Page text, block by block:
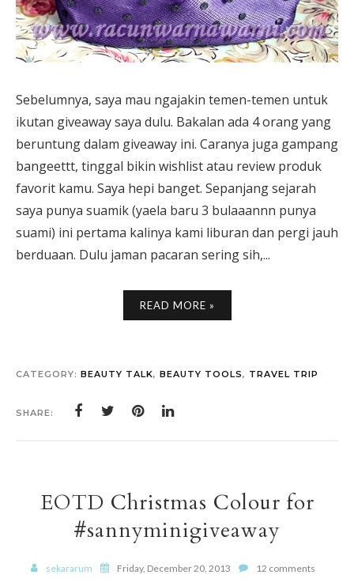
Sebelumnya, saya mau ngajakin temen-temen untuk
ikutan giveaway saya dulu. Bakalan ada 4 orang yang
beruntung dalam giveaway ini. Caranya juga gampang
bangeettt, tinggal bikin wishlist atau review produk
favorit kamu. Saya hepi banget. Sepanjang sejarah
saya punya suamik (yaela baru 3 bulaaannn punya
suami) ini pertama kalinya kami liburan dan pergi jauh
berduaan. Dulu jaman pacaran sering sih,...
READ MORE »
CATEGORY: BEAUTY TALK, BEAUTY TOOLS, TRAVEL TRIP
SHARE:
EOTD Christmas Colour for
#sannyminigiveaway
sekararum Friday, December 20, 2013 12 comments